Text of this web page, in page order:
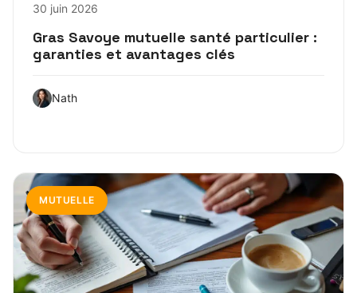
30 juin 2026
Gras Savoye mutuelle santé particulier :
garanties et avantages clés
Nath
MUTUELLE